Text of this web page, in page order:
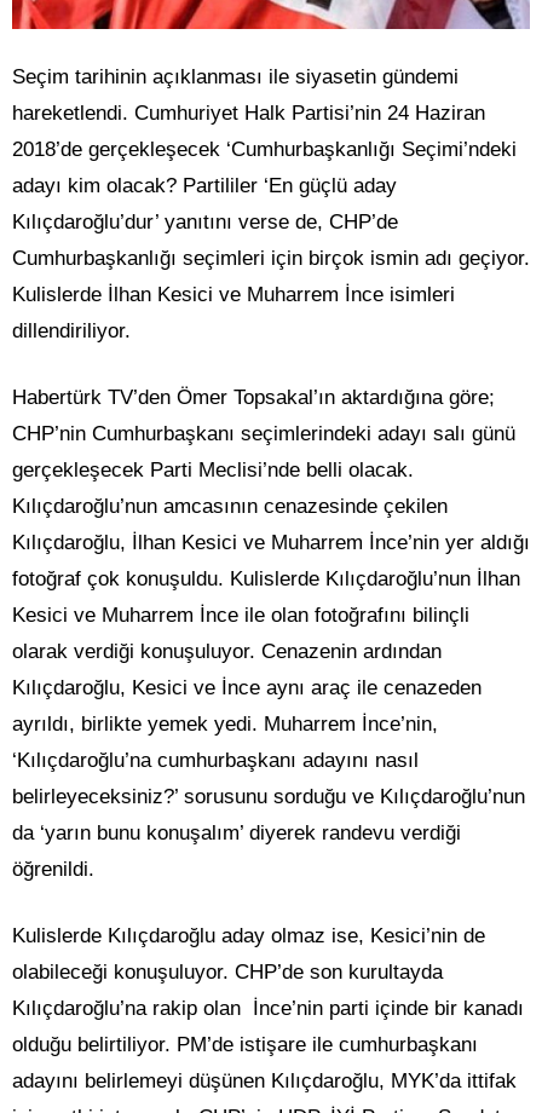
Seçim tarihinin açıklanması ile siyasetin gündemi
hareketlendi. Cumhuriyet Halk Partisi’nin 24 Haziran
2018’de gerçekleşecek ‘Cumhurbaşkanlığı Seçimi’ndeki
adayı kim olacak? Partililer ‘En güçlü aday
Kılıçdaroğlu’dur’ yanıtını verse de, CHP’de
Cumhurbaşkanlığı seçimleri için birçok ismin adı geçiyor.
Kulislerde İlhan Kesici ve Muharrem İnce isimleri
dillendiriliyor.
Habertürk TV’den Ömer Topsakal’ın aktardığına göre;
CHP’nin Cumhurbaşkanı seçimlerindeki adayı salı günü
gerçekleşecek Parti Meclisi’nde belli olacak.
Kılıçdaroğlu’nun amcasının cenazesinde çekilen
Kılıçdaroğlu, İlhan Kesici ve Muharrem İnce’nin yer aldığı
fotoğraf çok konuşuldu. Kulislerde Kılıçdaroğlu’nun İlhan
Kesici ve Muharrem İnce ile olan fotoğrafını bilinçli
olarak verdiği konuşuluyor. Cenazenin ardından
Kılıçdaroğlu, Kesici ve İnce aynı araç ile cenazeden
ayrıldı, birlikte yemek yedi. Muharrem İnce’nin,
‘Kılıçdaroğlu’na cumhurbaşkanı adayını nasıl
belirleyeceksiniz?’ sorusunu sorduğu ve Kılıçdaroğlu’nun
da ‘yarın bunu konuşalım’ diyerek randevu verdiği
öğrenildi.
Kulislerde Kılıçdaroğlu aday olmaz ise, Kesici’nin de
olabileceği konuşuluyor. CHP’de son kurultayda
Kılıçdaroğlu’na rakip olan İnce’nin parti içinde bir kanadı
olduğu belirtiliyor. PM’de istişare ile cumhurbaşkanı
adayını belirlemeyi düşünen Kılıçdaroğlu, MYK’da ittifak